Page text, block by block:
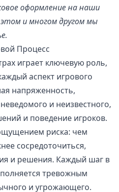
оформление на наши
и многом другом мы
Процесс
играет ключевую роль,
аспект игрового
напряженность,
и неизвестного,
и поведение игроков.
риска: чем
сосредоточиться,
и решения. Каждый шаг в
тревожным
и угрожающего.